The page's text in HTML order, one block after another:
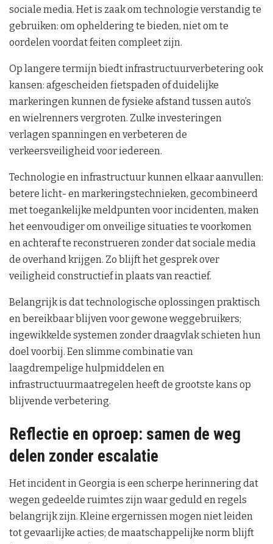
sociale media. Het is zaak om technologie verstandig te
gebruiken: om opheldering te bieden, niet om te
oordelen voordat feiten compleet zijn.
Op langere termijn biedt infrastructuurverbetering ook
kansen: afgescheiden fietspaden of duidelijke
markeringen kunnen de fysieke afstand tussen auto’s
en wielrenners vergroten. Zulke investeringen
verlagen spanningen en verbeteren de
verkeersveiligheid voor iedereen.
Technologie en infrastructuur kunnen elkaar aanvullen:
betere licht- en markeringstechnieken, gecombineerd
met toegankelijke meldpunten voor incidenten, maken
het eenvoudiger om onveilige situaties te voorkomen
en achteraf te reconstrueren zonder dat sociale media
de overhand krijgen. Zo blijft het gesprek over
veiligheid constructief in plaats van reactief.
Belangrijk is dat technologische oplossingen praktisch
en bereikbaar blijven voor gewone weggebruikers;
ingewikkelde systemen zonder draagvlak schieten hun
doel voorbij. Een slimme combinatie van
laagdrempelige hulpmiddelen en
infrastructuurmaatregelen heeft de grootste kans op
blijvende verbetering.
Reflectie en oproep: samen de weg
delen zonder escalatie
Het incident in Georgia is een scherpe herinnering dat
wegen gedeelde ruimtes zijn waar geduld en regels
belangrijk zijn. Kleine ergernissen mogen niet leiden
tot gevaarlijke acties; de maatschappelijke norm blijft